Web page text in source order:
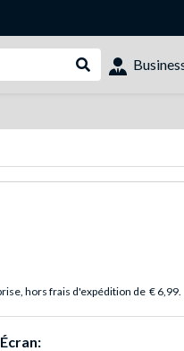
Rechercher dans
hors frais d'expédition de € 6,99.
Écran: